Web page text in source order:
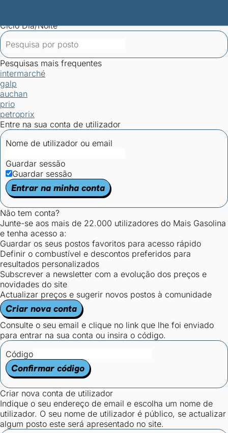
Ciclo Dia/Noite
Pesquisas mais frequentes
intermarché
galp
auchan
prio
petroprix
Entre na sua conta de utilizador
Nome de utilizador ou email
Guardar sessão
Guardar sessão
Entrar na minha conta
Não tem conta?
Junte-se aos mais de 22.000 utilizadores do Mais Gasolina
e tenha acesso a:
Guardar os seus postos favoritos para acesso rápido
Definir o combustível e descontos preferidos para
resultados personalizados
Subscrever a newsletter com a evolução dos preços e
novidades do site
Actualizar preços e sugerir novos postos à comunidade
Criar nova conta
Consulte o seu email e clique no link que lhe foi enviado
para entrar na sua conta ou insira o código.
Código
Confirmar código
Criar nova conta de utilizador
Indique o seu endereço de email e escolha um nome de
utilizador. O seu nome de utilizador é público, se actualizar
algum posto este será apresentado no site.